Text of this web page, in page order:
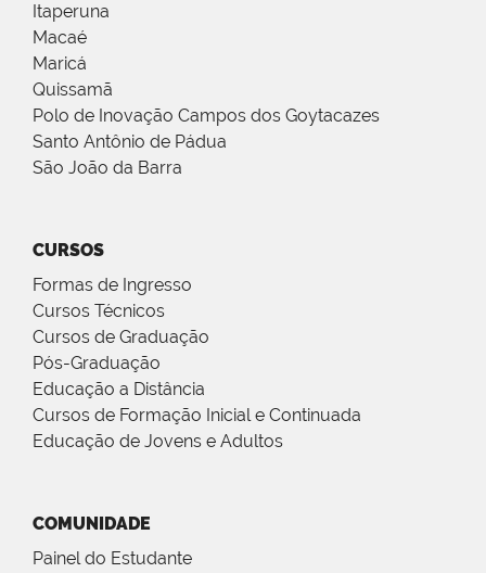
Itaperuna
Macaé
Maricá
Quissamã
Polo de Inovação Campos dos Goytacazes
Santo Antônio de Pádua
São João da Barra
CURSOS
Formas de Ingresso
Cursos Técnicos
Cursos de Graduação
Pós-Graduação
Educação a Distância
Cursos de Formação Inicial e Continuada
Educação de Jovens e Adultos
COMUNIDADE
Painel do Estudante